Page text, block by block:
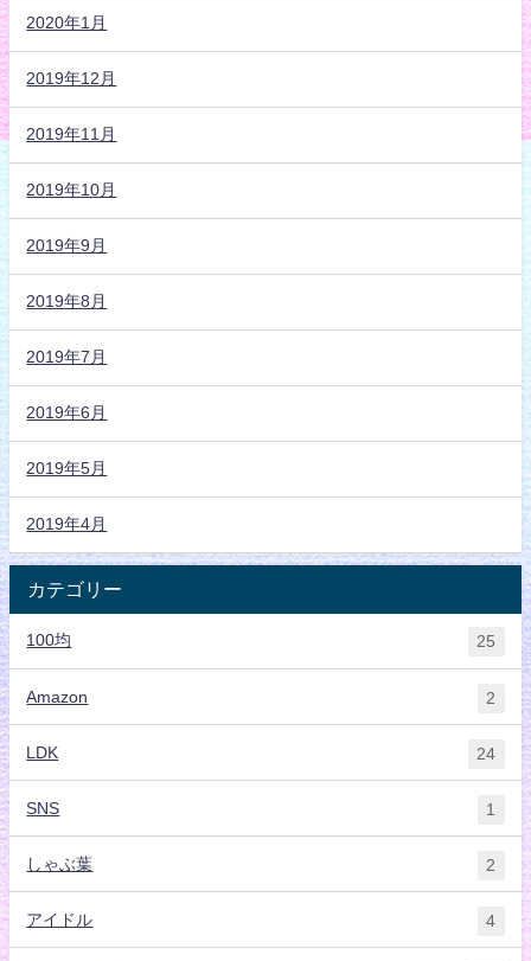
2020年1月
2019年12月
2019年11月
2019年10月
2019年9月
2019年8月
2019年7月
2019年6月
2019年5月
2019年4月
カテゴリー
100均 25
Amazon 2
LDK 24
SNS 1
しゃぶ葉 2
アイドル 4